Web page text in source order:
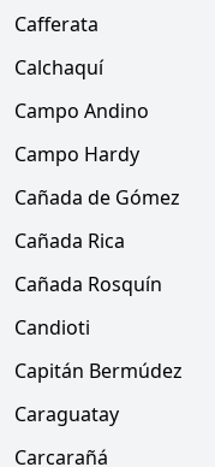
Cafferata
Calchaquí
Campo Andino
Campo Hardy
Cañada de Gómez
Cañada Rica
Cañada Rosquín
Candioti
Capitán Bermúdez
Caraguatay
Carcarañá